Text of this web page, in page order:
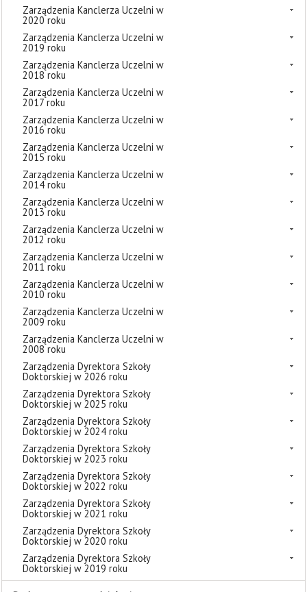
Zarządzenia Kanclerza Uczelni w
2020 roku
Zarządzenia Kanclerza Uczelni w
2019 roku
Zarządzenia Kanclerza Uczelni w
2018 roku
Zarządzenia Kanclerza Uczelni w
2017 roku
Zarządzenia Kanclerza Uczelni w
2016 roku
Zarządzenia Kanclerza Uczelni w
2015 roku
Zarządzenia Kanclerza Uczelni w
2014 roku
Zarządzenia Kanclerza Uczelni w
2013 roku
Zarządzenia Kanclerza Uczelni w
2012 roku
Zarządzenia Kanclerza Uczelni w
2011 roku
Zarządzenia Kanclerza Uczelni w
2010 roku
Zarządzenia Kanclerza Uczelni w
2009 roku
Zarządzenia Kanclerza Uczelni w
2008 roku
Zarządzenia Dyrektora Szkoły
Doktorskiej w 2026 roku
Zarządzenia Dyrektora Szkoły
Doktorskiej w 2025 roku
Zarządzenia Dyrektora Szkoły
Doktorskiej w 2024 roku
Zarządzenia Dyrektora Szkoły
Doktorskiej w 2023 roku
Zarządzenia Dyrektora Szkoły
Doktorskiej w 2022 roku
Zarządzenia Dyrektora Szkoły
Doktorskiej w 2021 roku
Zarządzenia Dyrektora Szkoły
Doktorskiej w 2020 roku
Zarządzenia Dyrektora Szkoły
Doktorskiej w 2019 roku